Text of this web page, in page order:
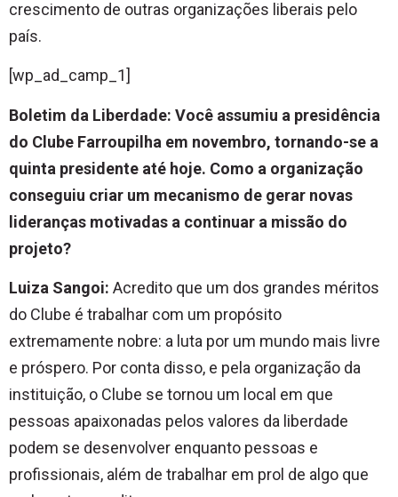
crescimento de outras organizações liberais pelo
país.
[wp_ad_camp_1]
Boletim da Liberdade: Você assumiu a presidência
do Clube Farroupilha em novembro, tornando-se a
quinta presidente até hoje. Como a organização
conseguiu criar um mecanismo de gerar novas
lideranças motivadas a continuar a missão do
projeto?
Luiza Sangoi: Acredito que um dos grandes méritos
do Clube é trabalhar com um propósito
extremamente nobre: a luta por um mundo mais livre
e próspero. Por conta disso, e pela organização da
instituição, o Clube se tornou um local em que
pessoas apaixonadas pelos valores da liberdade
podem se desenvolver enquanto pessoas e
profissionais, além de trabalhar em prol de algo que